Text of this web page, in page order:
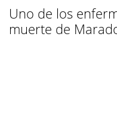
Uno de los
muerte de